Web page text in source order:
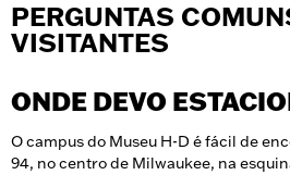
PERGUNTAS
VISITANTES
ONDE DEVO
O campus do Museu H-D é fácil de
94, no centro de Milwaukee, na